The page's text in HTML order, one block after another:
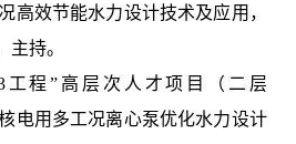
高效节能水力设计技术及应用，
主持。
工程”高层次人才项目（二层
电用多工况离心泵优化水力设计